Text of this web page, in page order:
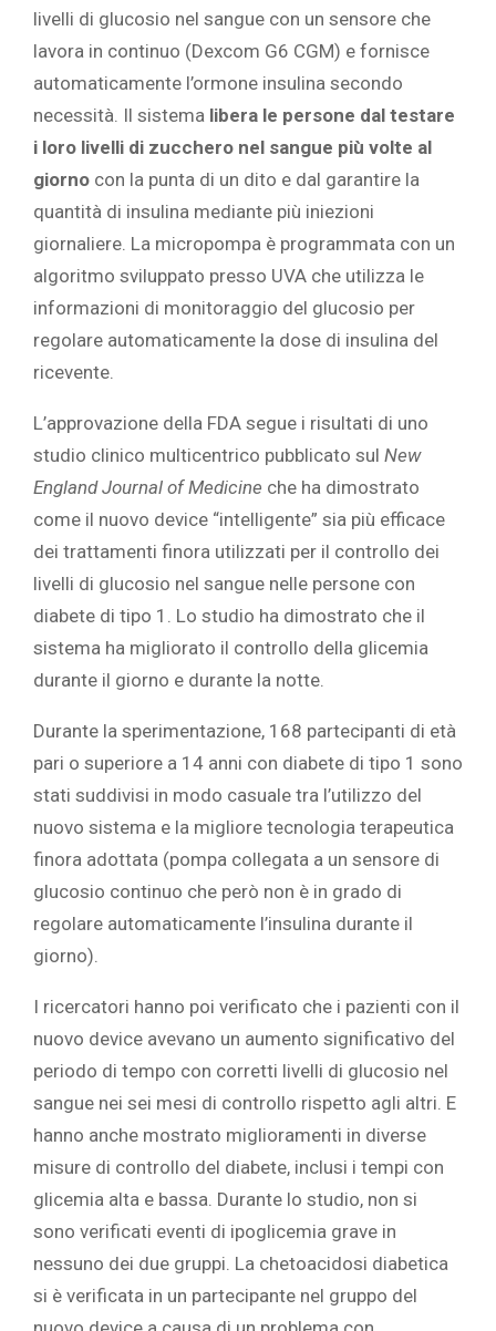
livelli di glucosio nel sangue con un sensore che
lavora in continuo (Dexcom G6 CGM) e fornisce
automaticamente l’ormone insulina secondo
necessità. Il sistema libera le persone dal testare
i loro livelli di zucchero nel sangue più volte al
giorno con la punta di un dito e dal garantire la
quantità di insulina mediante più iniezioni
giornaliere. La micropompa è programmata con un
algoritmo sviluppato presso UVA che utilizza le
informazioni di monitoraggio del glucosio per
regolare automaticamente la dose di insulina del
ricevente.
L’approvazione della FDA segue i risultati di uno
studio clinico multicentrico pubblicato sul New
England Journal of Medicine che ha dimostrato
come il nuovo device “intelligente” sia più efficace
dei trattamenti finora utilizzati per il controllo dei
livelli di glucosio nel sangue nelle persone con
diabete di tipo 1. Lo studio ha dimostrato che il
sistema ha migliorato il controllo della glicemia
durante il giorno e durante la notte.
Durante la sperimentazione, 168 partecipanti di età
pari o superiore a 14 anni con diabete di tipo 1 sono
stati suddivisi in modo casuale tra l’utilizzo del
nuovo sistema e la migliore tecnologia terapeutica
finora adottata (pompa collegata a un sensore di
glucosio continuo che però non è in grado di
regolare automaticamente l’insulina durante il
giorno).
I ricercatori hanno poi verificato che i pazienti con il
nuovo device avevano un aumento significativo del
periodo di tempo con corretti livelli di glucosio nel
sangue nei sei mesi di controllo rispetto agli altri. E
hanno anche mostrato miglioramenti in diverse
misure di controllo del diabete, inclusi i tempi con
glicemia alta e bassa. Durante lo studio, non si
sono verificati eventi di ipoglicemia grave in
nessuno dei due gruppi. La chetoacidosi diabetica
si è verificata in un partecipante nel gruppo del